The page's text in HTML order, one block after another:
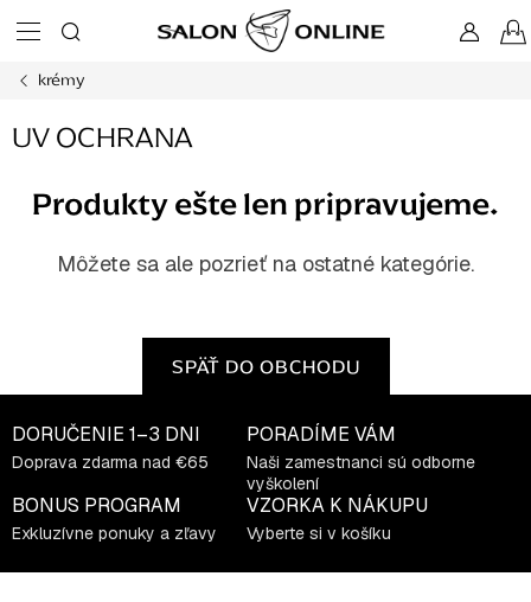
na
krémy
UV OCHRANA
Produkty ešte len pripravujeme.
Môžete sa ale pozrieť na ostatné kategórie.
SPÄŤ DO OBCHODU
DORUČENIE 1–3 DNI
Doprava zdarma nad €65
PORADÍME VÁM
Naši zamestnanci sú odborne
vyškolení
BONUS PROGRAM
Exkluzívne ponuky a zľavy
VZORKA K NÁKUPU
Vyberte si v košíku